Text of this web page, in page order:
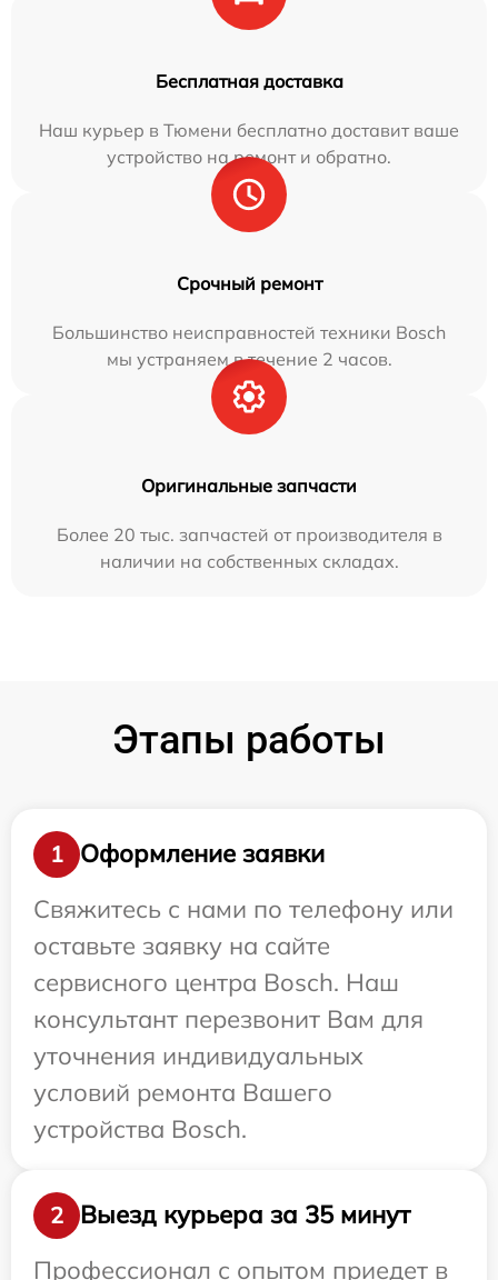
Бесплатная доставка
Наш курьер в Тюмени бесплатно доставит ваше
устройство на ремонт и обратно.
Срочный ремонт
Большинство неисправностей техники Bosch
мы устраняем в течение 2 часов.
Оригинальные запчасти
Более 20 тыс. запчастей от производителя в
наличии на собственных складах.
Этапы работы
1
Оформление заявки
Свяжитесь с нами по телефону или
оставьте заявку на сайте
сервисного центра Bosch. Наш
консультант перезвонит Вам для
уточнения индивидуальных
условий ремонта Вашего
устройства Bosch.
2
Выезд курьера за 35 минут
Профессионал с опытом приедет в